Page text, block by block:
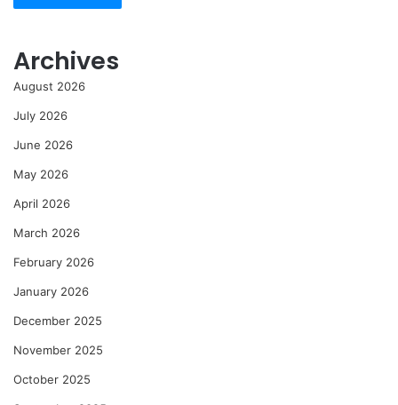
Archives
August 2026
July 2026
June 2026
May 2026
April 2026
March 2026
February 2026
January 2026
December 2025
November 2025
October 2025